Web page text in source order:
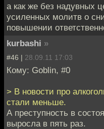
а как же без надувных
усиленных молитв о
повышении
kurbashi »
#46 | 28.09.11 17:03
Кому: Goblin, #0
> В новости про
стали меньше.
А преступность в
выросла в пять раз.